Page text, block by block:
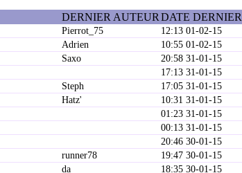
DERNIER AUTEUR DATE
Pierrot_75 12:13 01-02-15
Adrien 10:55 01-02-15
Saxo 20:58 31-01-15
17:13 31-01-15
Steph 17:05 31-01-15
Hatz' 10:31 31-01-15
01:23 31-01-15
00:13 31-01-15
20:46 30-01-15
runner78 19:47 30-01-15
da 18:35 30-01-15